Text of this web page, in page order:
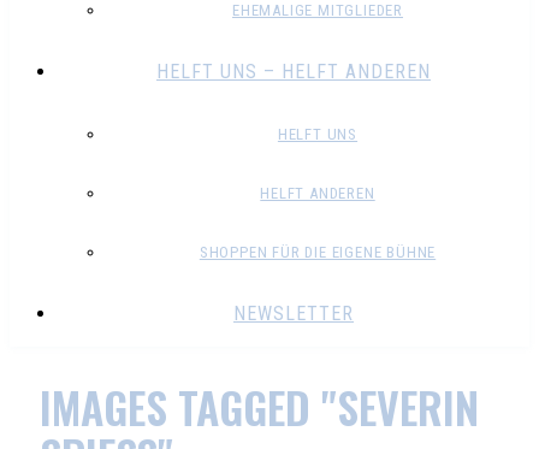
EHEMALIGE MITGLIEDER
HELFT UNS – HELFT ANDEREN
HELFT UNS
HELFT ANDEREN
SHOPPEN FÜR DIE EIGENE BÜHNE
NEWSLETTER
IMAGES TAGGED "SEVERIN